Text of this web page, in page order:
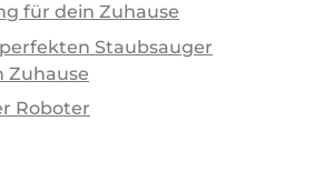
für dein Zuhause
Staubsauger
Zuhause
Roboter